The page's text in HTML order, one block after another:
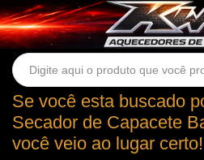
Se você esta buscado
Secador de Capacete
você veio ao lugar certo!